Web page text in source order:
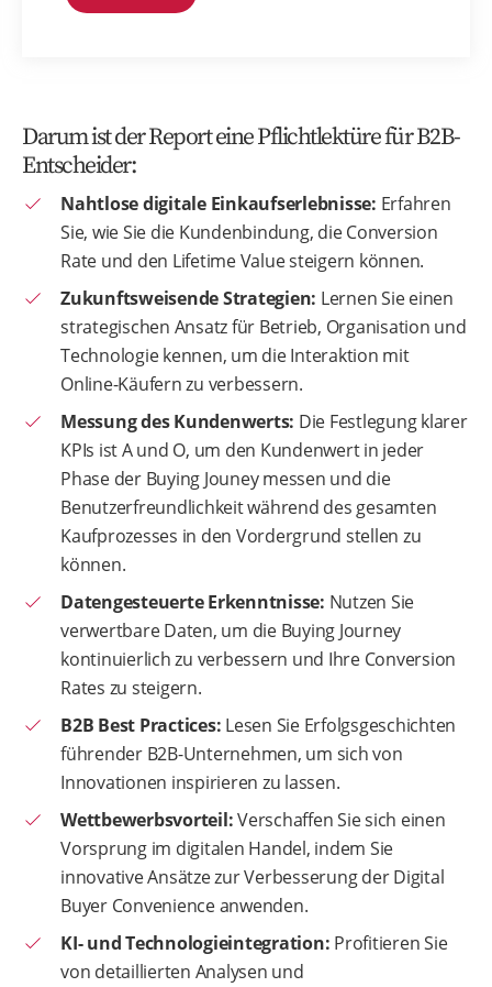
Darum ist der Report eine Pflichtlektüre für B2B-
Entscheider:
Nahtlose digitale Einkaufserlebnisse: Erfahren
Sie, wie Sie die Kundenbindung, die Conversion
Rate und den Lifetime Value steigern können.
Zukunftsweisende Strategien: Lernen Sie einen
strategischen Ansatz für Betrieb, Organisation und
Technologie kennen, um die Interaktion mit
Online-Käufern zu verbessern.
Messung des Kundenwerts: Die Festlegung klarer
KPIs ist A und O, um den Kundenwert in jeder
Phase der Buying Jouney messen und die
Benutzerfreundlichkeit während des gesamten
Kaufprozesses in den Vordergrund stellen zu
können.
Datengesteuerte Erkenntnisse: Nutzen Sie
verwertbare Daten, um die Buying Journey
kontinuierlich zu verbessern und Ihre Conversion
Rates zu steigern.
B2B Best Practices: Lesen Sie Erfolgsgeschichten
führender B2B-Unternehmen, um sich von
Innovationen inspirieren zu lassen.
Wettbewerbsvorteil:Verschaffen Sie sich einen
Vorsprung im digitalen Handel, indem Sie
innovative Ansätze zur Verbesserung der Digital
Buyer Convenience anwenden.
KI- und Technologieintegration: Profitieren Sie
von detaillierten Analysen und